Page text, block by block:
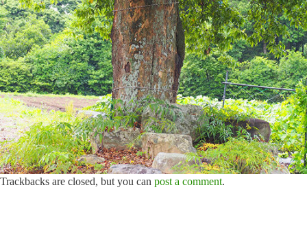
Trackbacks are closed, but you can post a comment.